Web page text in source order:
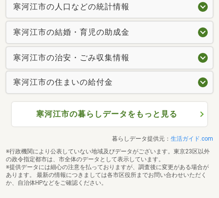
寒河江市の人口などの統計情報
寒河江市の結婚・育児の助成金
寒河江市の治安・ごみ収集情報
寒河江市の住まいの給付金
寒河江市の暮らしデータをもっと見る
暮らしデータ提供元： 生活ガイド.com
※行政機関により公表していない地域及びデータがございます。東京23区以外
の政令指定都市は、市全体のデータとして表示しています。
※提供データには細心の注意を払っておりますが、調査後に変更がある場合が
あります。 最新の情報につきましては各市区役所までお問い合わせいただく
か、自治体HPなどをご確認ください。